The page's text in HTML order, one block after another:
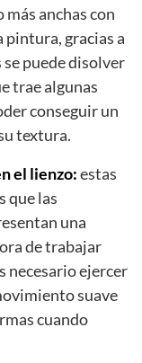
más anchas con
gracias a
se puede disolver
trae algunas
conseguir un
textura.
el lienzo:estas
que las
una
de trabajar
necesario ejercer
suave
cuando